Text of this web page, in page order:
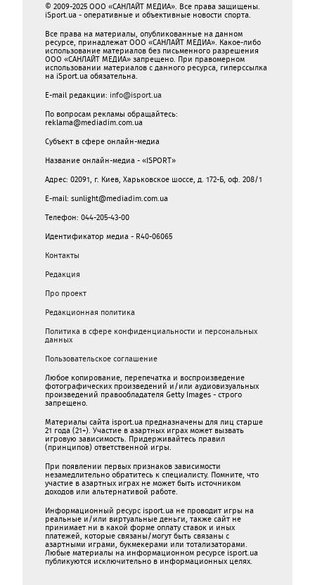
© 2009-2025 ООО «САНЛАЙТ МЕДИА». Все права защищены.
iSport.ua - оперативные и объективные новости спорта.
Все права на материалы, опубликованные на данном
ресурсе, принадлежат ООО «САНЛАЙТ МЕДИА». Какое-либо
использование материалов без письменного разрешения
ООО «САНЛАЙТ МЕДИА» запрещено. При правомерном
использовании материалов с данного ресурса, гиперссылка
на iSport.ua обязательна.
E-mail редакции: info@isport.ua
По вопросам рекламы обращайтесь:
reklama@mediadim.com.ua
Субъект в сфере онлайн-медиа
Название онлайн-медиа - «ISPORT»
Адрес: 02091, г. Киев, Харьковское шоссе, д. 172-Б, оф. 208/1
E-mail: sunlight@mediadim.com.ua
Телефон: 044-205-43-00
Идентификатор медиа - R40-06065
Контакты
Редакция
Про проект
Редакционная политика
Политика в сфере конфиденциальности и персональных
данных
Пользовательское соглашение
Любое копирование, перепечатка и воспроизведение
фотографических произведений и/или аудиовизуальных
произведений правообладателя Getty Images - строго
запрещено.
Материалы сайта isport.ua предназначены для лиц старше
21 года (21+). Участие в азартных играх может вызвать
игровую зависимость. Придерживайтесь правил
(принципов) ответственной игры.
При появлении первых признаков зависимости
незамедлительно обратитесь к специалисту. Помните, что
участие в азартных играх не может быть источником
доходов или альтернативой работе.
Информационный ресурс isport.ua не проводит игры на
реальные и/или виртуальные деньги, также сайт не
принимает ни в какой форме oплaту ставок и иных
платежей, которые связаны/могут быть связаны c
азартными игрaми, букмекерами или тотализаторами.
Любые материалы на информационном ресурсе isport.ua
публикуютcя исключительно в информационных целях.